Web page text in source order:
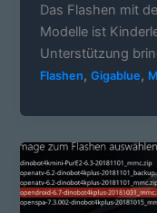
Das Flashen mit
Modelle ist
Unterstützung
Flashen,Gigablue,